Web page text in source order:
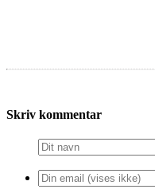
Skriv kommentar